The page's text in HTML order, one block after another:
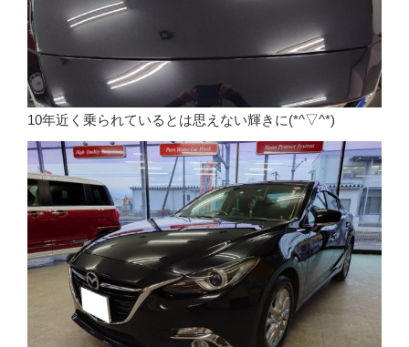
10年近く乗られているとは思えない輝きに(*^▽^*)